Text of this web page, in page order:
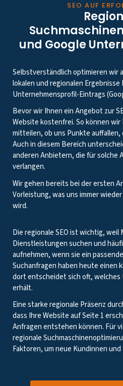
SEO AUF
und Google
Selbstverständlich optimieren wir
lokalen und regionalen Ergebnisse
Unternehmensprofil-Eintrags
Bevor wir Ihnen ein Angebot zur
Website kostenfrei. So können
mitteilen, ob uns Punkte
Auch in diesem Bereich
anderen Anbietern, die für solche
verlangen.
Wir gehen bereits bei der ersten
Vorleistung, was uns immer
wird.
Die regionale SEO ist wichtig, weil
Dienstleistungen suchen und
aufnehmen, wenn sie ein
Suchanfragen haben heute einen
dort entscheidet sich oft, welches
erhält.
Eine starke regionale Präsenz
dass Ihre Website auf Seite 1
Anfragen entstehen können. Für
regionale
Faktoren, um neue Kundinnen